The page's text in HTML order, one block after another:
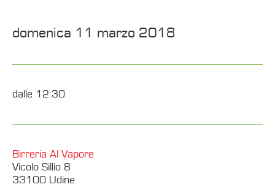
domenica 11 marzo 2018
dalle 12:30
Birreria Al Vapore
Vicolo Sillio 8
33100 Udine